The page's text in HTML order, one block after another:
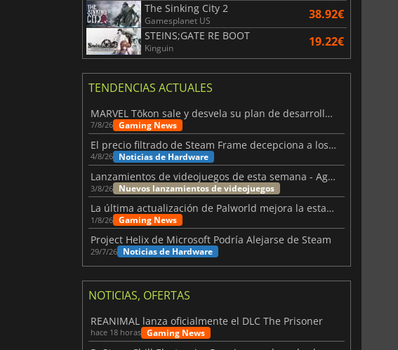
The Sinking City 2
Gamesplanet US 38.92€
STEINS;GATE RE BOOT
Kinguin 19.22€
TENDENCIAS ACTUALES
MARVEL Tōkon sale y desvela su plan de desarrollo para el primer año
7/8/26 Gaming News
El precio filtrado de Steam Frame decepciona a los usuarios
4/8/26 Noticias de Hardware
Lanzamientos de videojuegos de esta semana - Agosto de 2026 (semana 32)
3/8/26 Nuevos lanzamientos de videojuegos
La última actualización de Palworld mejora la estabilidad
1/8/26 Gaming News
Project Helix de Microsoft Podría Alejarse de Steam
29/7/26 Noticias de Hardware
NOTICIAS, OFERTAS
REANIMAL lanza oficialmente el DLC The Prisoner
hace 18 horas Gaming News